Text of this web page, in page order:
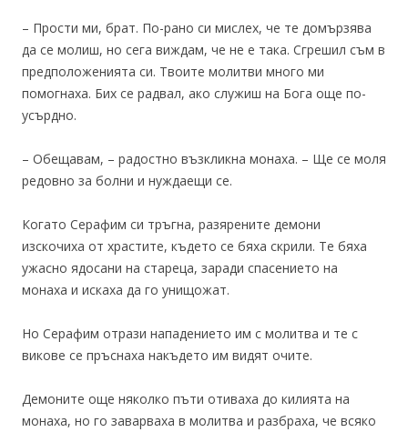
– Прости ми, брат. По-рано си мислех, че те домързява
да се молиш, но сега виждам, че не е така. Сгрешил съм в
предположенията си. Твоите молитви много ми
помогнаха. Бих се радвал, ако служиш на Бога още по-
усърдно.
– Обещавам, – радостно възкликна монаха. – Ще се моля
редовно за болни и нуждаещи се.
Когато Серафим си тръгна, разярените демони
изскочиха от храстите, където се бяха скрили. Те бяха
ужасно ядосани на стареца, заради спасението на
монаха и искаха да го унищожат.
Но Серафим отрази нападението им с молитва и те с
викове се пръснаха накъдето им видят очите.
Демоните още няколко пъти отиваха до килията на
монаха, но го заварваха в молитва и разбраха, че всяко